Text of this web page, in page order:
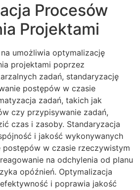
Procesów
Projektami
umożliwia optymalizację
projektami poprzez
zadań, standaryzację
postępów w czasie
zadań, takich jak
czy przypisywanie zadań,
czas i zasoby. Standaryzacja
i jakość wykonywanych
postępów w czasie rzeczywistym
na odchylenia od planu
opóźnień. Optymalizacja
i poprawia jakość